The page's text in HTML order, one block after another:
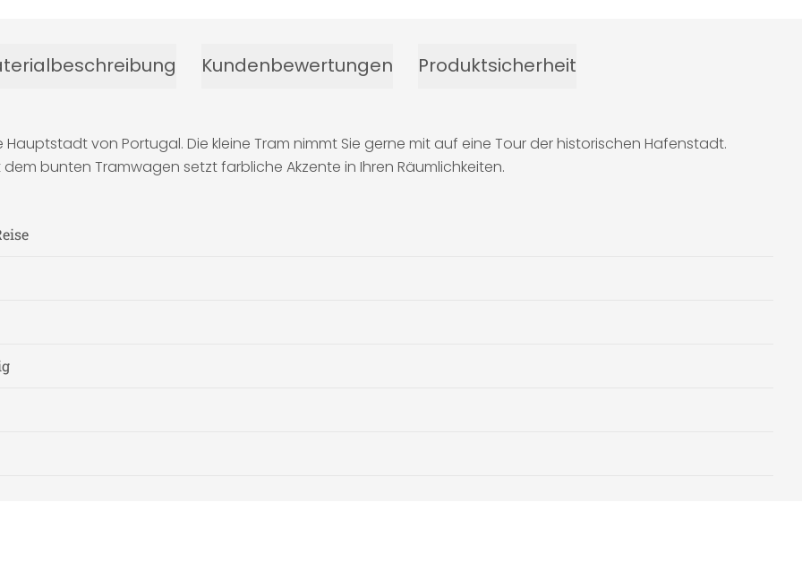
Kundenbewertungen Produktsicherheit
von Portugal. Die kleine Tram nimmt Sie gerne mit auf eine Tour der historischen Hafenstadt.
bunten Tramwagen setzt farbliche Akzente in Ihren Räumlichkeiten.